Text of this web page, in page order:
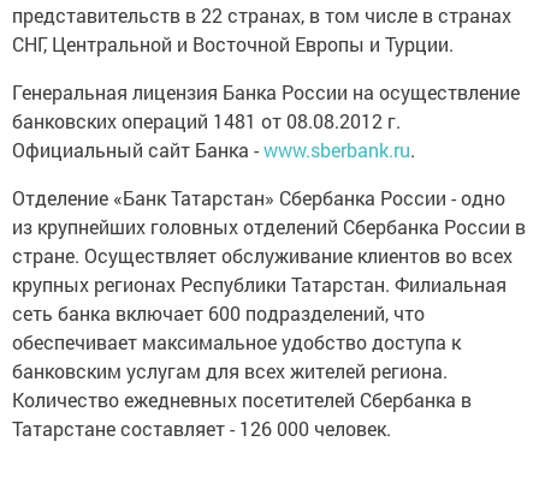
представительств в 22 странах, в том числе в странах
СНГ, Центральной и Восточной Европы и Турции.
Генеральная лицензия Банка России на осуществление
банковских операций 1481 от 08.08.2012 г.
Официальный сайт Банка -www.sberbank.ru.
Отделение «Банк Татарстан» Сбербанка России - одно
из крупнейших головных отделений Сбербанка России в
стране. Осуществляет обслуживание клиентов во всех
крупных регионах Республики Татарстан. Филиальная
сеть банка включает 600 подразделений, что
обеспечивает максимальное удобство доступа к
банковским услугам для всех жителей региона.
Количество ежедневных посетителей Сбербанка в
Татарстане составляет - 126 000 человек.